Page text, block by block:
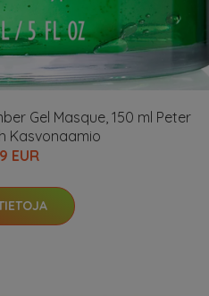
Gel Masque, 150 ml Peter
Kasvonaamio
EUR